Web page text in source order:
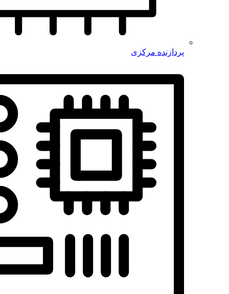
پردازنده مرکزی